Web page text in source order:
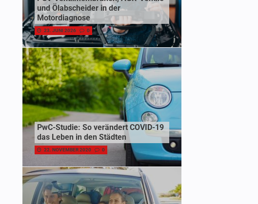
und Ölabscheider in der
Motordiagnose
23. JUNI 2026 0
PwC-Studie: So verändert COVID-19
das Leben in den Städten
22. NOVEMBER 2020 0